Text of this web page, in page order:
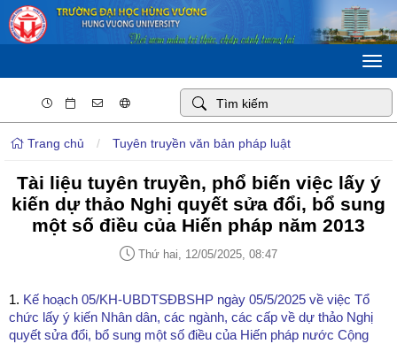
Trang chủ / Tuyên truyền văn bản pháp luật
Tài liệu tuyên truyền, phổ biến việc lấy ý
kiến dự thảo Nghị quyết sửa đổi, bổ sung
một số điều của Hiến pháp năm 2013
Thứ hai, 12/05/2025, 08:47
1. Kế hoạch 05/KH-UBDTSĐBSHP ngày 05/5/2025 về việc Tổ
chức lấy ý kiến Nhân dân, các ngành, các cấp về dự thảo Nghị
quyết sửa đổi, bổ sung một số điều của Hiến pháp nước Cộng